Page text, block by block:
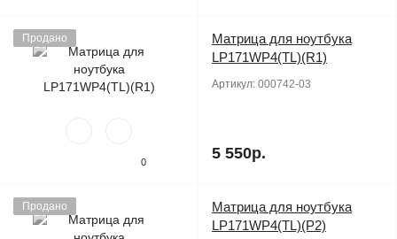
Продано
0
Матрица для ноутбука
LP171WP4(TL)(R1)
Артикул: 000742-03
5 550р.
Продано
Матрица для ноутбука
LP171WP4(TL)(P2)